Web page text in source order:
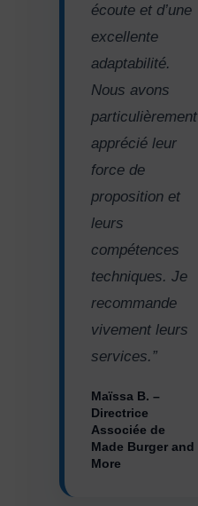
écoute et d’une
excellente
adaptabilité.
Nous avons
particulièrement
apprécié leur
force de
proposition et
leurs
compétences
techniques. Je
recommande
vivement leurs
services.”
Maïssa B. –
Directrice
Associée de
Made Burger and
More